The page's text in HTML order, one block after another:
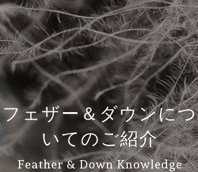
フェザー＆ダウンにつ
いてのご紹介
Feather & Down Knowledge